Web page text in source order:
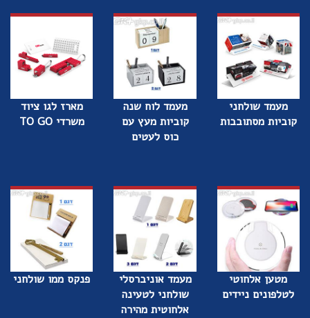
מעמד שולחני
קוביות מסתובבות
מעמד לוח שנה
קוביות מעץ עם
כוס לעטים
מארז לגו ציוד
משרדי TO GO
מטען אלחוטי
לטלפונים ניידים
מעמד אוניברסלי
שולחני לטעינה
אלחוטית מהירה
פנקס ממו שולחני